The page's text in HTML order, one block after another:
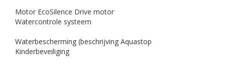
Motor EcoSilence Drive motor
Watercontrole systeem
Waterbescherming (beschrijving Aquastop
Kinderbeveiliging